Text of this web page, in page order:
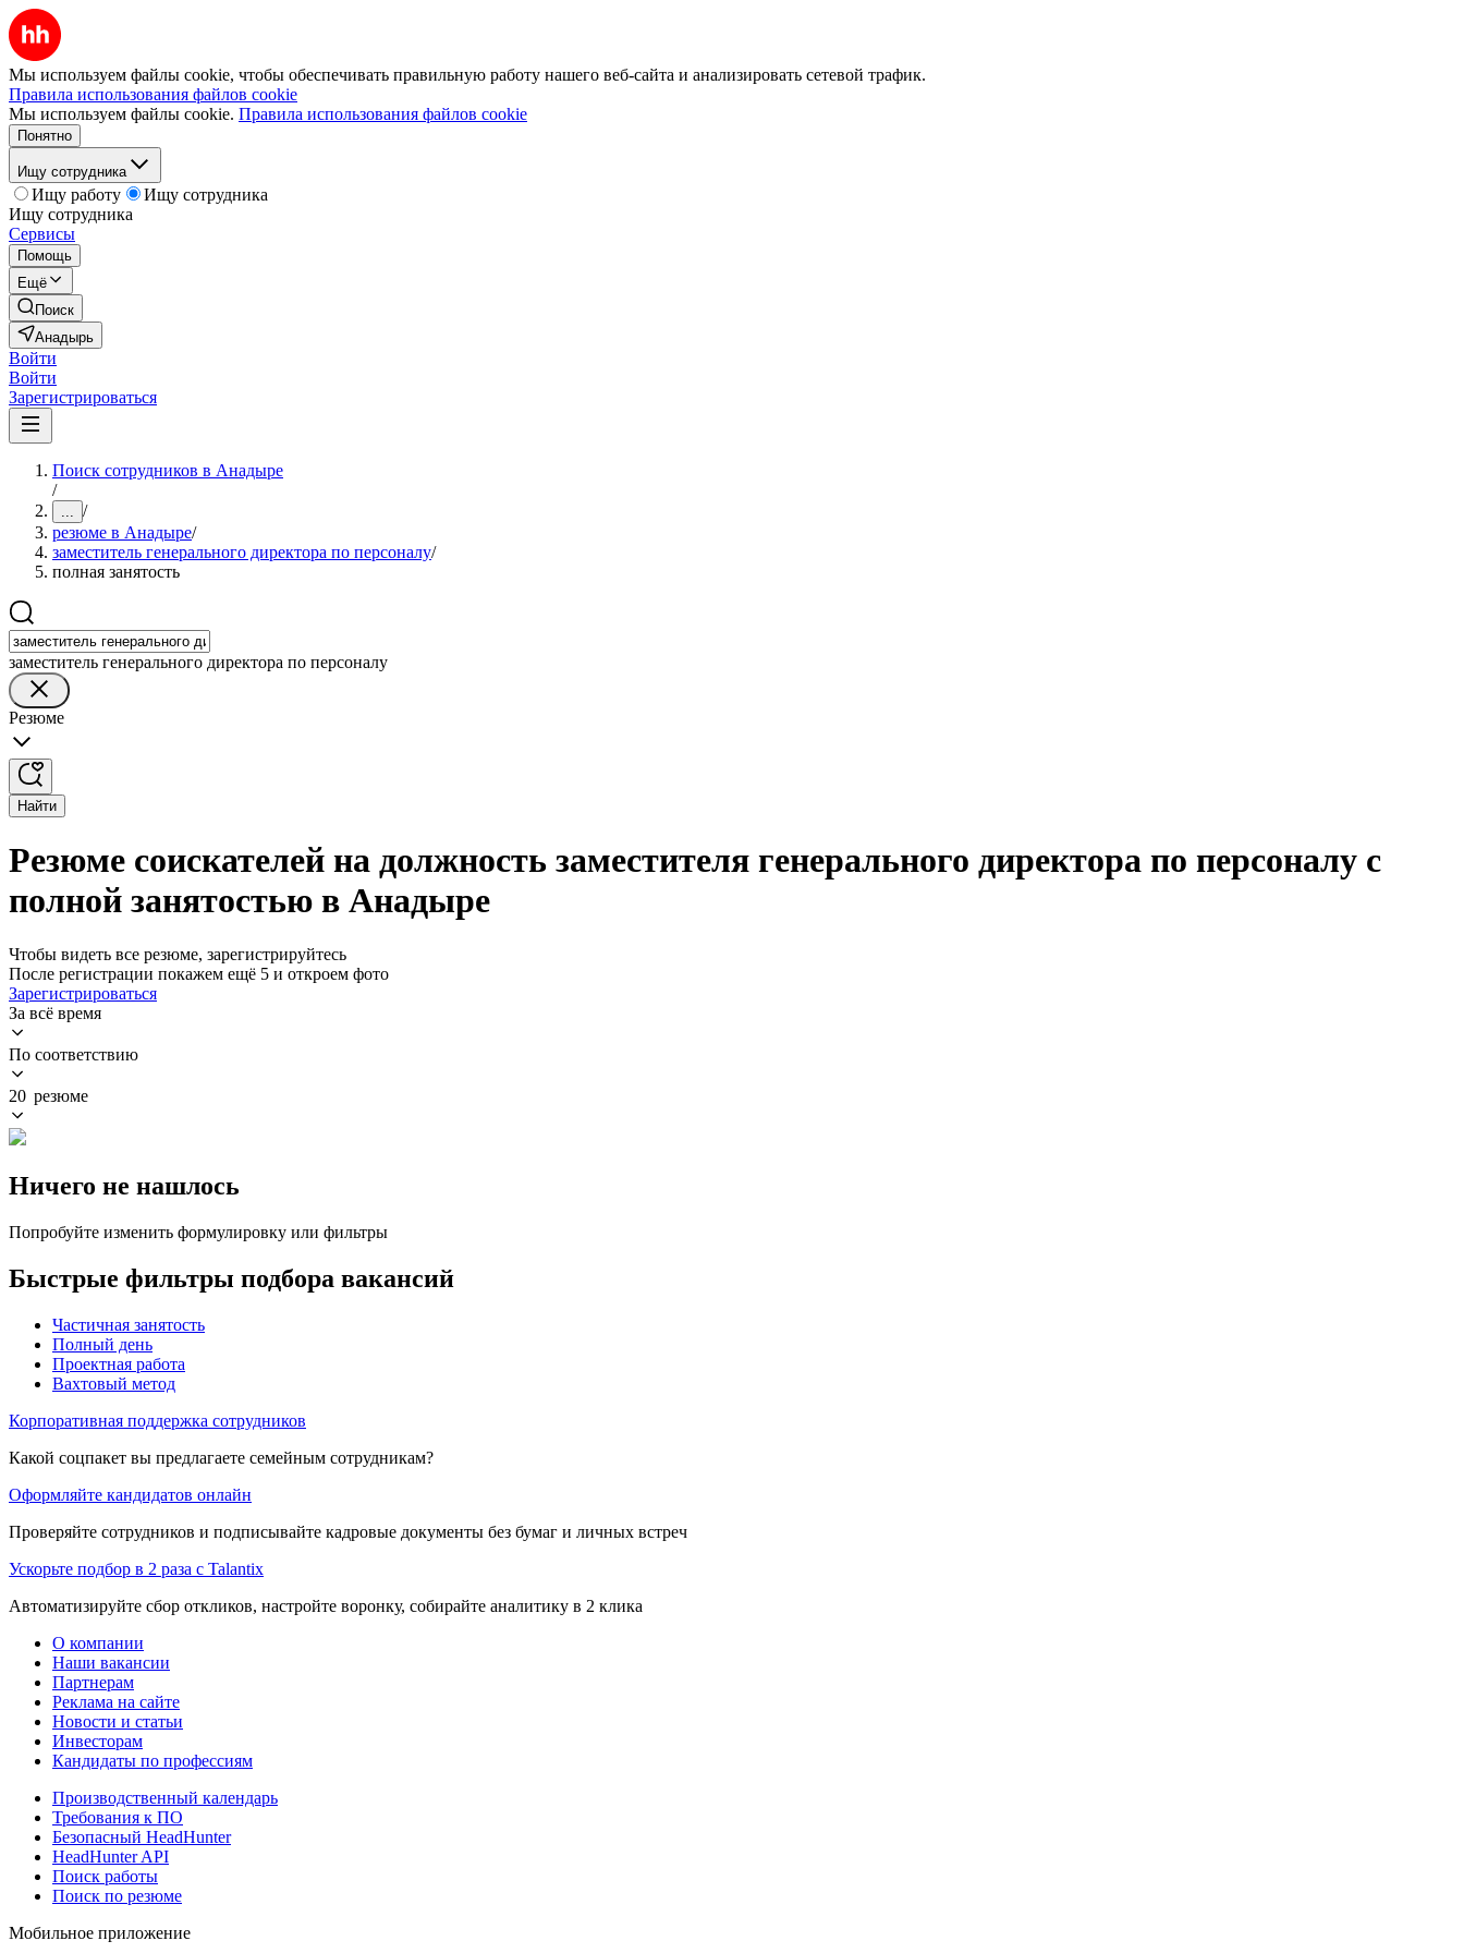
Мы используем файлы cookie, чтобы обеспечивать правильную работу нашего веб-сайта и анализировать сетевой трафик.
Правила использования файлов cookie
Мы используем файлы cookie. Правила использования файлов cookie
Понятно
Ищу сотрудника
Ищу работу
Ищу сотрудника
Ищу сотрудника
Сервисы
Помощь
Ещё
Поиск
Анадырь
Войти
Войти
Зарегистрироваться
Поиск сотрудников в Анадыре
/
... /
резюме в Анадыре/
заместитель генерального директора по персоналу/
полная занятость
заместитель генерального директора по персоналу
Резюме
Найти
Резюме соискателей на должность заместителя генерального директора по персоналу с
полной занятостью в Анадыре
Чтобы видеть все резюме, зарегистрируйтесь
После регистрации покажем ещё 5 и откроем фото
Зарегистрироваться
За всё время
По соответствию
20 резюме
Ничего не нашлось
Попробуйте изменить формулировку или фильтры
Быстрые фильтры подбора вакансий
Частичная занятость
Полный день
Проектная работа
Вахтовый метод
Корпоративная поддержка сотрудников
Какой соцпакет вы предлагаете семейным сотрудникам?
Оформляйте кандидатов онлайн
Проверяйте сотрудников и подписывайте кадровые документы без бумаг и личных встреч
Ускорьте подбор в 2 раза с Talantix
Автоматизируйте сбор откликов, настройте воронку, собирайте аналитику в 2 клика
О компании
Наши вакансии
Партнерам
Реклама на сайте
Новости и статьи
Инвесторам
Кандидаты по профессиям
Производственный календарь
Требования к ПО
Безопасный HeadHunter
HeadHunter API
Поиск работы
Поиск по резюме
Мобильное приложение